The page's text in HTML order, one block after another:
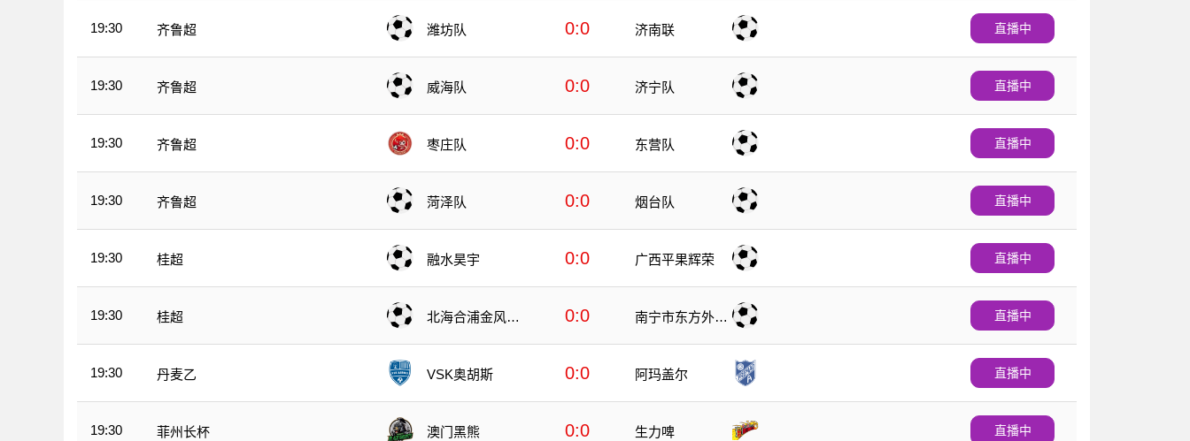
19:30 齐鲁超 潍坊队 0:0 济南联 直播中
19:30 齐鲁超 威海队 0:0 济宁队 直播中
19:30 齐鲁超 枣庄队 0:0 东营队 直播中
19:30 齐鲁超 菏泽队 0:0 烟台队 直播中
19:30 桂超 融水昊宇 0:0 广西平果辉荣 直播中
19:30 桂超
北海合浦金风科
0:0
南宁市东方外语
直播中
19:30 丹麦乙 VSK奥胡斯 0:0 阿玛盖尔 直播中
19:30 菲州长杯 澳门黑熊 0:0 生力啤 直播中